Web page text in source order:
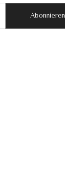
Abonnieren